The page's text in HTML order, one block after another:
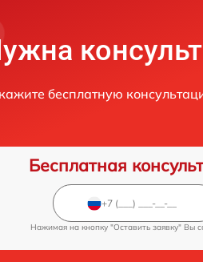
бесплатную
Бесплатная
Нажимая на кнопку "Оставить заявку" Вы